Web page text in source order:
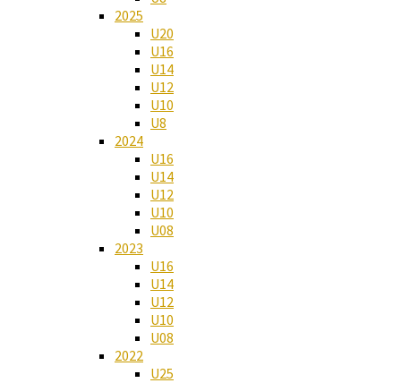
2025
U20
U16
U14
U12
U10
U8
2024
U16
U14
U12
U10
U08
2023
U16
U14
U12
U10
U08
2022
U25